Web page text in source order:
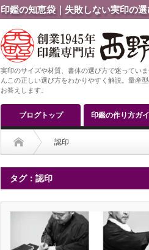
印鑑の知恵袋｜失敗しない実印の
実印のサイズや材質、書体の選び方で迷ってい
んこの正しい選び方をわかりやすく解説。量産
お答えします。
ブログトップ 印鑑の作り方ガ
認印
タグ：認印